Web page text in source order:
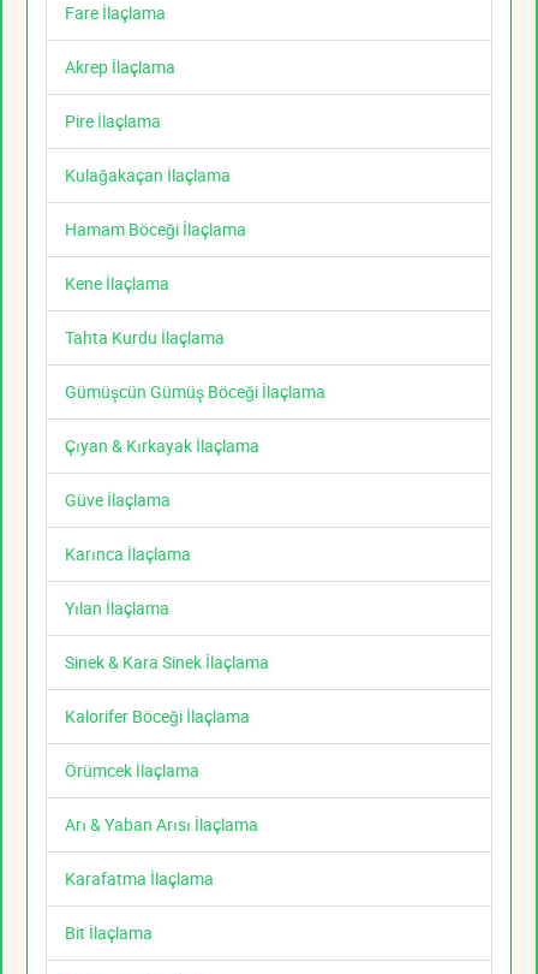
Fare İlaçlama
Akrep İlaçlama
Pire İlaçlama
Kulağakaçan İlaçlama
Hamam Böceği İlaçlama
Kene İlaçlama
Tahta Kurdu İlaçlama
Gümüşcün Gümüş Böceği İlaçlama
Çıyan & Kırkayak İlaçlama
Güve İlaçlama
Karınca İlaçlama
Yılan İlaçlama
Sinek & Kara Sinek İlaçlama
Kalorifer Böceği İlaçlama
Örümcek İlaçlama
Arı & Yaban Arısı İlaçlama
Karafatma İlaçlama
Bit İlaçlama